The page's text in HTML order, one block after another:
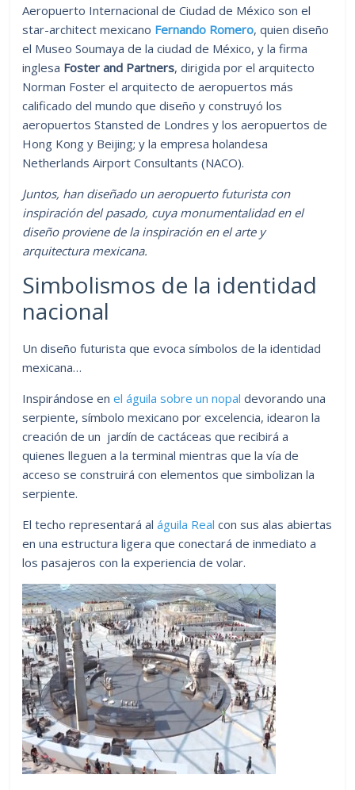
Aeropuerto Internacional de Ciudad de México son el
star-architect mexicano Fernando Romero, quien diseño
el Museo Soumaya de la ciudad de México, y la firma
inglesa Foster and Partners, dirigida por el arquitecto
Norman Foster el arquitecto de aeropuertos más
calificado del mundo que diseño y construyó los
aeropuertos Stansted de Londres y los aeropuertos de
Hong Kong y Beijing; y la empresa holandesa
Netherlands Airport Consultants (NACO).
Juntos, han diseñado un aeropuerto futurista con
inspiración del pasado, cuyamonumentalidad en el
diseño proviene de la inspiración en el arte y
arquitectura mexicana.
Simbolismos de la identidad
nacional
Un diseño futurista que evoca símbolos de la identidad
mexicana…
Inspirándose enel águila sobre un nopal devorando una
serpiente, símbolo mexicano por excelencia, idearon la
creación de un jardín de cactáceas que recibirá a
quienes lleguen a la terminal mientras que la vía de
acceso se construirá con elementos que simbolizan la
serpiente.
El techo representará aláguila Real con sus alas abiertas
en una estructura ligera que conectará de inmediato a
los pasajeros con la experiencia de volar.